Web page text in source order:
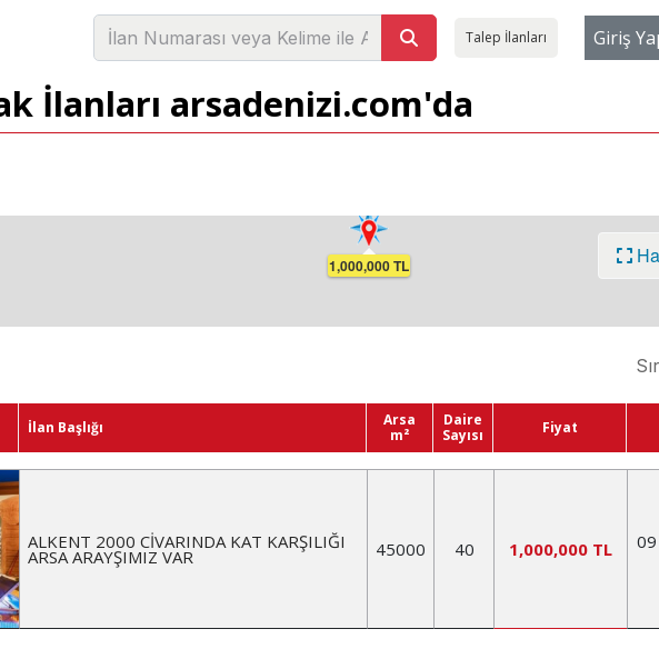
Talep İlanları Giriş
İlanları arsadenizi.com'da
1,000,000 TL
İlan Başlığı
Arsa
m²
Daire
Sayısı
Fiyat
ALKENT 2000 CİVARINDA KAT KARŞILIĞI
ARSA ARAYŞIMIZ VAR 45000 40 1,000,000 TL